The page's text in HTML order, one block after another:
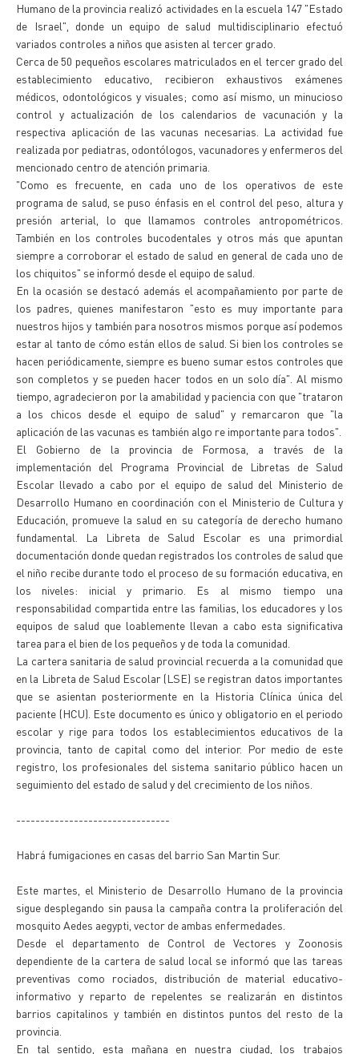
Humano de la provincia realizó actividades en la escuela 147 "Estado
de Israel", donde un equipo de salud multidisciplinario efectuó
variados controles a niños que asisten al tercer grado.
Cerca de 50 pequeños escolares matriculados en el tercer grado del
establecimiento educativo, recibieron exhaustivos exámenes
médicos, odontológicos y visuales; como así mismo, un minucioso
control y actualización de los calendarios de vacunación y la
respectiva aplicación de las vacunas necesarias. La actividad fue
realizada por pediatras, odontólogos, vacunadores y enfermeros del
mencionado centro de atención primaria.
"Como es frecuente, en cada uno de los operativos de este
programa de salud, se puso énfasis en el control del peso, altura y
presión arterial, lo que llamamos controles antropométricos.
También en los controles bucodentales y otros más que apuntan
siempre a corroborar el estado de salud en general de cada uno de
los chiquitos" se informó desde el equipo de salud.
En la ocasión se destacó además el acompañamiento por parte de
los padres, quienes manifestaron "esto es muy importante para
nuestros hijos y también para nosotros mismos porque así podemos
estar al tanto de cómo están ellos de salud. Si bien los controles se
hacen periódicamente, siempre es bueno sumar estos controles que
son completos y se pueden hacer todos en un solo día". Al mismo
tiempo, agradecieron por la amabilidad y paciencia con que "trataron
a los chicos desde el equipo de salud" y remarcaron que "la
aplicación de las vacunas es también algo re importante para todos".
El Gobierno de la provincia de Formosa, a través de la
implementación del Programa Provincial de Libretas de Salud
Escolar llevado a cabo por el equipo de salud del Ministerio de
Desarrollo Humano en coordinación con el Ministerio de Cultura y
Educación, promueve la salud en su categoría de derecho humano
fundamental. La Libreta de Salud Escolar es una primordial
documentación donde quedan registrados los controles de salud que
el niño recibe durante todo el proceso de su formación educativa, en
los niveles: inicial y primario. Es al mismo tiempo una
responsabilidad compartida entre las familias, los educadores y los
equipos de salud que loablemente llevan a cabo esta significativa
tarea para el bien de los pequeños y de toda la comunidad.
La cartera sanitaria de salud provincial recuerda a la comunidad que
en la Libreta de Salud Escolar (LSE) se registran datos importantes
que se asientan posteriormente en la Historia Clínica única del
paciente (HCU). Este documento es único y obligatorio en el periodo
escolar y rige para todos los establecimientos educativos de la
provincia, tanto de capital como del interior. Por medio de este
registro, los profesionales del sistema sanitario público hacen un
seguimiento del estado de salud y del crecimiento de los niños.
--------------------------------
Habrá fumigaciones en casas del barrio San Martin Sur.
Este martes, el Ministerio de Desarrollo Humano de la provincia
sigue desplegando sin pausa la campaña contra la proliferación del
mosquito Aedes aegypti, vector de ambas enfermedades.
Desde el departamento de Control de Vectores y Zoonosis
dependiente de la cartera de salud local se informó que las tareas
preventivas como rociados, distribución de material educativo-
informativo y reparto de repelentes se realizarán en distintos
barrios capitalinos y también en distintos puntos del resto de la
provincia.
En tal sentido, esta mañana en nuestra ciudad, los trabajos